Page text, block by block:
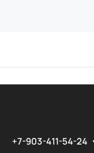
+7-903-411-54-24